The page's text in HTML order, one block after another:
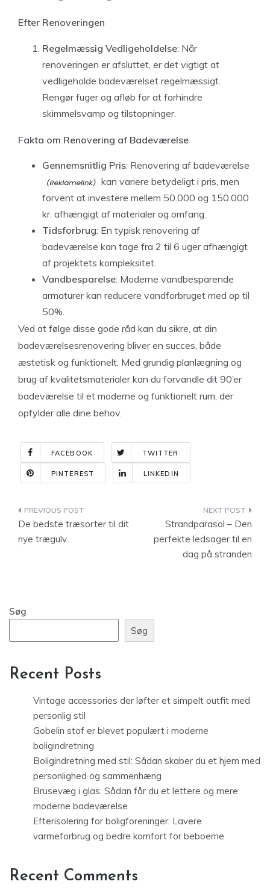
Efter Renoveringen
Regelmæssig Vedligeholdelse: Når
renoveringen er afsluttet, er det vigtigt at
vedligeholde badeværelset regelmæssigt.
Rengør fuger og afløb for at forhindre
skimmelsvamp og tilstopninger.
Fakta om Renovering af Badeværelse
Gennemsnitlig Pris: Renovering af badeværelse
kan variere betydeligt i pris, men
forvent at investere mellem 50.000 og 150.000
kr. afhængigt af materialer og omfang.
Tidsforbrug: En typisk renovering af
badeværelse kan tage fra 2 til 6 uger afhængigt
af projektets kompleksitet.
Vandbesparelse: Moderne vandbesparende
armaturer kan reducere vandforbruget med op til
50%.
Ved at følge disse gode råd kan du sikre, at din
badeværelsesrenovering bliver en succes, både
æstetisk og funktionelt. Med grundig planlægning og
brug af kvalitetsmaterialer kan du forvandle dit 90’er
badeværelse til et moderne og funktionelt rum, der
opfylder alle dine behov.
FACEBOOK TWITTER
PINTEREST LINKEDIN
Indlægsnavigation
De bedste træsorter til dit
nye trægulv
Strandparasol – Den
perfekte ledsager til en
dag på stranden
Søg
Søg
Recent Posts
Vintage accessories der løfter et simpelt outfit med
personlig stil
Gobelin stof er blevet populært i moderne
boligindretning
Boligindretning med stil: Sådan skaber du et hjem med
personlighed og sammenhæng
Brusevæg i glas: Sådan får du et lettere og mere
moderne badeværelse
Efterisolering for boligforeninger: Lavere
varmeforbrug og bedre komfort for beboerne
Recent Comments